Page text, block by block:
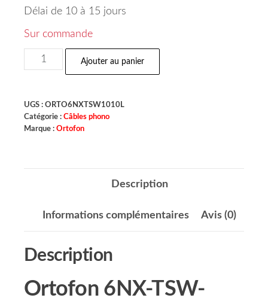
Délai de 10 à 15 jours
Sur commande
Ajouter au panier
UGS : ORTO6NXTSW1010L
Catégorie : Câbles phono
Marque : Ortofon
Description
Informations complémentaires Avis (0)
Description
Ortofon 6NX-TSW-